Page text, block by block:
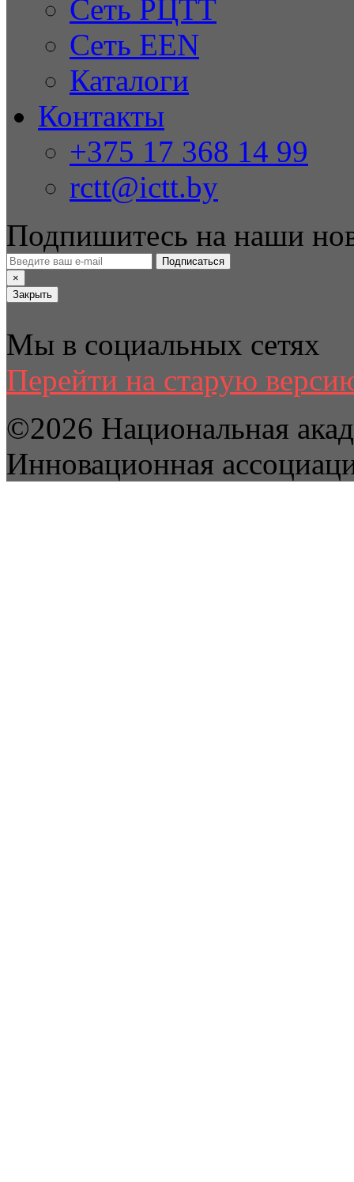
Сеть РЦТТ
Сеть EEN
Каталоги
Контакты
+375 17 368 14 99
rctt@ictt.by
Подпишитесь на наши
Подписаться
×
Закрыть
Мы в социальных сетях
Перейти на старую
©2026 Национальная
Инновационная